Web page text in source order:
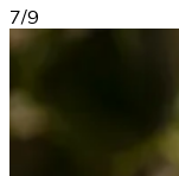
7/9